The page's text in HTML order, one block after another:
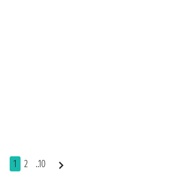
1 2 ..10